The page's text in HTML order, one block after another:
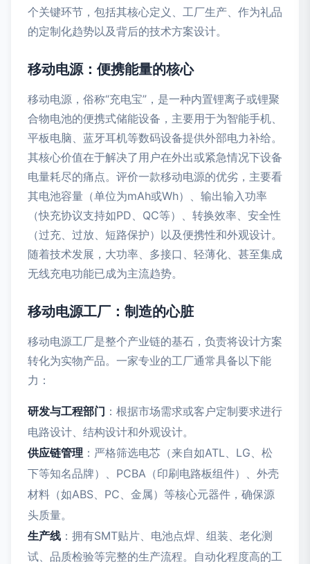
个关键环节，包括其核心定义、工厂生产、作为礼品
的定制化趋势以及背后的技术方案设计。
移动电源：便携能量的核心
移动电源，俗称“充电宝”，是一种内置锂离子或锂聚
合物电池的便携式储能设备，主要用于为智能手机、
平板电脑、蓝牙耳机等数码设备提供外部电力补给。
其核心价值在于解决了用户在外出或紧急情况下设备
电量耗尽的痛点。评价一款移动电源的优劣，主要看
其电池容量（单位为mAh或Wh）、输出输入功率
（快充协议支持如PD、QC等）、转换效率、安全性
（过充、过放、短路保护）以及便携性和外观设计。
随着技术发展，大功率、多接口、轻薄化、甚至集成
无线充电功能已成为主流趋势。
移动电源工厂：制造的心脏
移动电源工厂是整个产业链的基石，负责将设计方案
转化为实物产品。一家专业的工厂通常具备以下能
力：
研发与工程部门 ：根据市场需求或客户定制要求进行
电路设计、结构设计和外观设计。
供应链管理 ：严格筛选电芯（来自如ATL、LG、松
下等知名品牌）、PCBA（印刷电路板组件）、外壳
材料（如ABS、PC、金属）等核心元器件，确保源
头质量。
生产线 ：拥有SMT贴片、电池点焊、组装、老化测
试、品质检验等完整的生产流程。自动化程度高的工